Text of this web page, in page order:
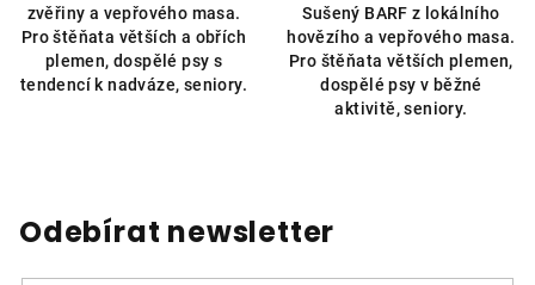
zvěřiny a vepřového masa.
Pro štěňata větších a obřích
plemen, dospělé psy s
tendencí k nadváze, seniory.
z
5
hvězdiček.
Sušený BARF z lokálního
hovězího a vepřového masa.
Pro štěňata větších plemen,
dospělé psy v běžné
aktivitě, seniory.
Odebírat newsletter